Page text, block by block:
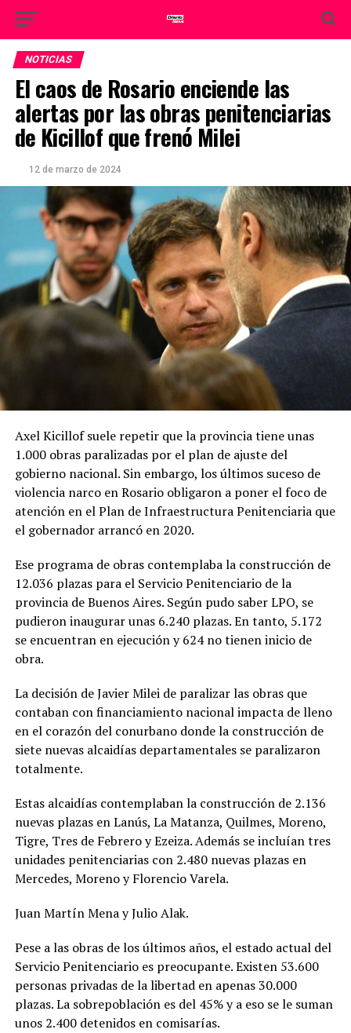
NOTICIAS
El caos de Rosario enciende las
alertas por las obras penitenciarias
de Kicillof que frenó Milei
12 de marzo de 2024
Axel Kicillof suele repetir que la provincia tiene unas
1.000 obras paralizadas por el plan de ajuste del
gobierno nacional. Sin embargo, los últimos suceso de
violencia narco en Rosario obligaron a poner el foco de
atención en el Plan de Infraestructura Penitenciaria que
el gobernador arrancó en 2020.
Ese programa de obras contemplaba la construcción de
12.036 plazas para el Servicio Penitenciario de la
provincia de Buenos Aires. Según pudo saber LPO, se
pudieron inaugurar unas 6.240 plazas. En tanto, 5.172
se encuentran en ejecución y 624 no tienen inicio de
obra.
La decisión de Javier Milei de paralizar las obras que
contaban con financiamiento nacional impacta de lleno
en el corazón del conurbano donde la construcción de
siete nuevas alcaidías departamentales se paralizaron
totalmente.
Estas alcaidías contemplaban la construcción de 2.136
nuevas plazas en Lanús, La Matanza, Quilmes, Moreno,
Tigre, Tres de Febrero y Ezeiza. Además se incluían tres
unidades penitenciarias con 2.480 nuevas plazas en
Mercedes, Moreno y Florencio Varela.
Juan Martín Mena y Julio Alak.
Pese a las obras de los últimos años, el estado actual del
Servicio Penitenciario es preocupante. Existen 53.600
personas privadas de la libertad en apenas 30.000
plazas. La sobrepoblación es del 45% y a eso se le suman
unos 2.400 detenidos en comisarías.